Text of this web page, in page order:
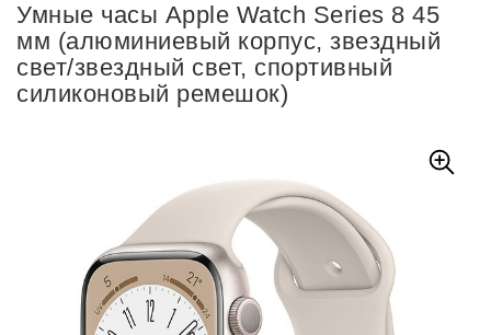
Умные часы Apple Watch Series 8 45
мм (алюминиевый корпус, звездный
свет/звездный свет, спортивный
силиконовый ремешок)